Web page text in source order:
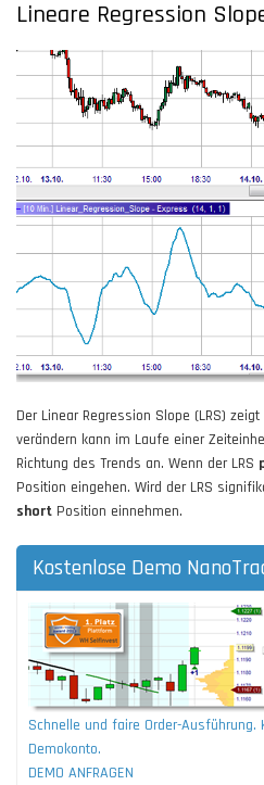
Lineare Regression
Der Linear Regression Slope (LRS)
verändern kann im Laufe einer
Richtung des Trends an. Wenn der LRS
Position eingehen. Wird der LRS
short Position einnehmen.
Kostenlose Demo
Schnelle und faire Order-
Demokonto.
DEMO ANFRAGEN